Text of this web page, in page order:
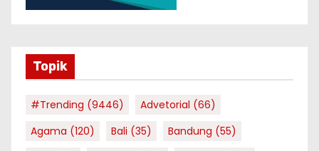
Topik
#Trending (9446) Advetorial (66)
Agama (120) Bali (35) Bandung (55)